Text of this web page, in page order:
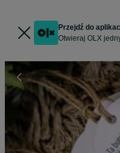
Przejdź do
Otwieraj OLX